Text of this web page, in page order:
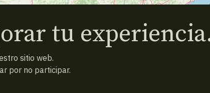
tu
sitio web.
por no participar.